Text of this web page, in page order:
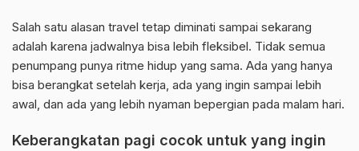
Salah satu alasan travel tetap diminati sampai sekarang
adalah karena jadwalnya bisa lebih fleksibel. Tidak semua
penumpang punya ritme hidup yang sama. Ada yang hanya
bisa berangkat setelah kerja, ada yang ingin sampai lebih
awal, dan ada yang lebih nyaman bepergian pada malam hari.
Keberangkatan pagi cocok untuk yang ingin